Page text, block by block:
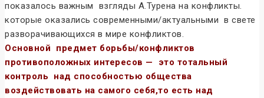
показалось важным взгляды А.Турена на конфликты.
которые оказались современными/актуальными в свете
разворачивающихся в мире конфликтов.
Основной предмет борьбы/конфликтов
противоположных интересов — это тотальный
контроль над способностью общества
воздействовать на самого себя,то есть над